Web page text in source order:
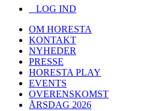
LOG IND
OM HORESTA
KONTAKT
NYHEDER
PRESSE
HORESTA PLAY
EVENTS
OVERENSKOMST
ÅRSDAG 2026